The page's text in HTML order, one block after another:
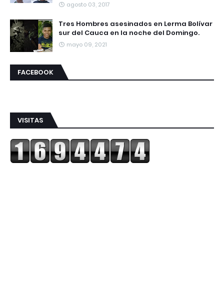
agosto 03, 2017
Tres Hombres asesinados en Lerma Bolívar
sur del Cauca en la noche del Domingo.
mayo 09, 2021
FACEBOOK
VISITAS